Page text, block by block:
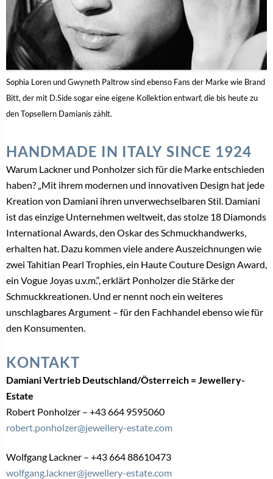
Sophia Loren und Gwyneth Paltrow sind ebenso Fans der Marke wie Brand
Bitt, der mit D.Side sogar eine eigene Kollektion entwarf, die bis heute zu
den Topsellern Damianis zählt.
HANDMADE IN ITALY SINCE 1924
Warum Lackner und Ponholzer sich für die Marke entschieden
haben? „Mit ihrem modernen und innovativen Design hat jede
Kreation von Damiani ihren unverwechselbaren Stil. Damiani
ist das einzige Unternehmen weltweit, das stolze 18 Diamonds
International Awards, den Oskar des Schmuckhandwerks,
erhalten hat. Dazu kommen viele andere Auszeichnungen wie
zwei Tahitian Pearl Trophies, ein Haute Couture Design Award,
ein Vogue Joyas u.v.m.“, erklärt Ponholzer die Stärke der
Schmuckkreationen. Und er nennt noch ein weiteres
unschlagbares Argument – für den Fachhandel ebenso wie für
den Konsumenten.
KONTAKT
Damiani Vertrieb Deutschland/Österreich = Jewellery-
Estate
Robert Ponholzer – +43 664 9595060
robert.ponholzer@jewellery-estate.com
Wolfgang Lackner – +43 664 88610473
wolfgang.lackner@jewellery-estate.com